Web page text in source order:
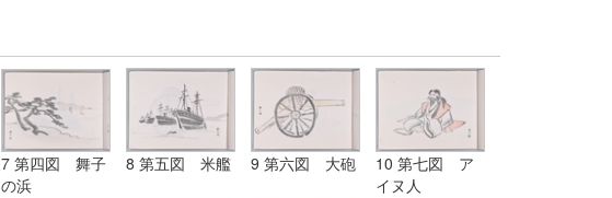
7 第四図 舞子
の浜
8 第五図 米艦 9 第六図 大砲
10 第七図 ア
イヌ人